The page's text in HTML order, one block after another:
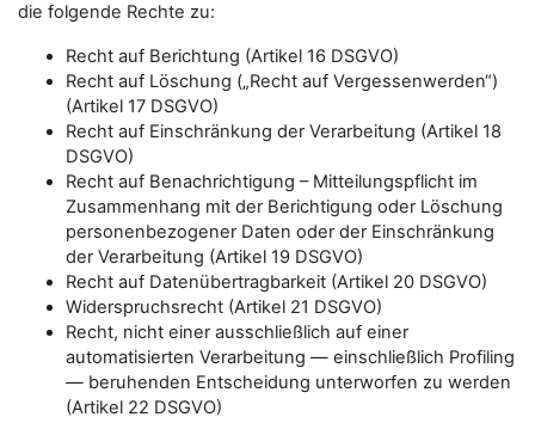
die folgende Rechte zu:
Recht auf Berichtung (Artikel 16 DSGVO)
Recht auf Löschung („Recht auf Vergessenwerden“)
(Artikel 17 DSGVO)
Recht auf Einschränkung der Verarbeitung (Artikel 18
DSGVO)
Recht auf Benachrichtigung – Mitteilungspflicht im
Zusammenhang mit der Berichtigung oder Löschung
personenbezogener Daten oder der Einschränkung
der Verarbeitung (Artikel 19 DSGVO)
Recht auf Datenübertragbarkeit (Artikel 20 DSGVO)
Widerspruchsrecht (Artikel 21 DSGVO)
Recht, nicht einer ausschließlich auf einer
automatisierten Verarbeitung — einschließlich Profiling
— beruhenden Entscheidung unterworfen zu werden
(Artikel 22 DSGVO)